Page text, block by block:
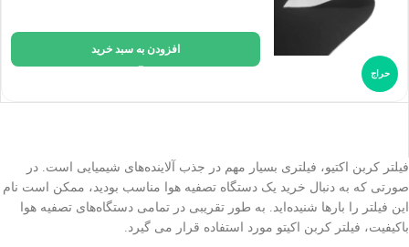
حراج
افزودن به سبد خرید
فیلتر کربن اکتیو، فیلتری بسیار مهم در جذب آلاینده‌های شیمیایی است. در
صورتی که به دنبال خرید یک دستگاه تصفیه هوا مناسب بودید، ممکن است نام
این فیلتر را بارها شنیده‌اید. به طور تقریبی در تمامی دستگاه‌های تصفیه هوا
باکیفیت، فیلتر کربن اکیتو مورد استفاده قرار می گیرد.